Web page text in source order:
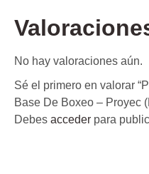
No hay valoraciones aún.
Sé el primero en valorar
Base De Boxeo – Proyec
Debes acceder para